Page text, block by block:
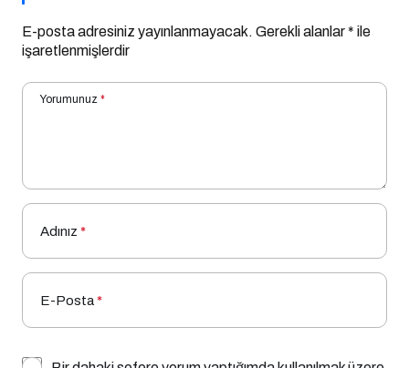
E-posta adresiniz yayınlanmayacak. Gerekli alanlar* ile
işaretlenmişlerdir
Yorumunuz *
Adınız *
E-Posta*